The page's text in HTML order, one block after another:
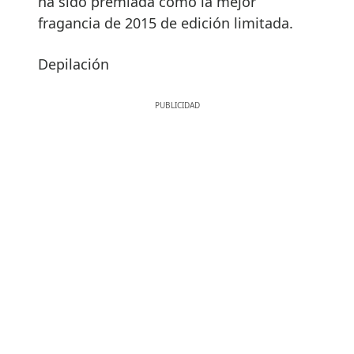
fragancia de 2015 de edición limitada.
Depilación